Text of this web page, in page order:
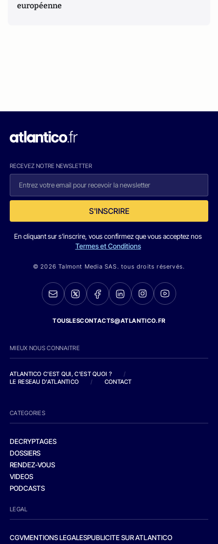
européenne
RECEVEZ NOTRE NEWSLETTER
S'INSCRIRE
En cliquant sur s'inscrire, vous confirmez que vous acceptez nos
Termes et Conditions
© 2026 Talmont Media SAS. tous droits réservés.
TOUSLESCONTACTS@ATLANTICO.FR
MIEUX NOUS CONNAITRE
ATLANTICO C'EST QUI, C'EST QUOI ?
/
LE RESEAU D'ATLANTICO
/ CONTACT
CATEGORIES
DECRYPTAGES
DOSSIERS
RENDEZ-VOUS
VIDEOS
PODCASTS
LEGAL
CGVMENTIONS LEGALESPUBLICITE SUR ATLANTICO